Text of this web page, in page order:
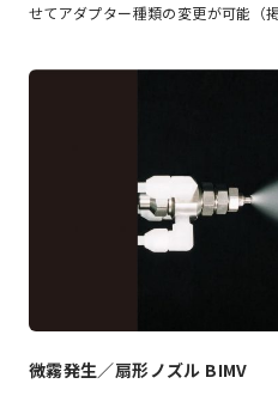
せてアダプター種類の変更が可能（
微霧発生／扇形ノズル BIMV